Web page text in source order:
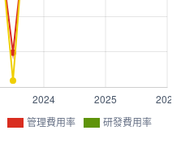
管理費用率 研發費用率